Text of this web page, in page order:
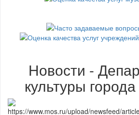
Новости -
культуры